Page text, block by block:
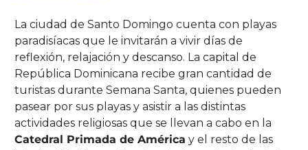
La ciudad de Santo Domingo cuenta con playas
paradisíacas que le invitarán a vivir días de
reflexión, relajación y descanso. La capital de
República Dominicana recibe gran cantidad de
turistas durante Semana Santa, quienes pueden
pasear por sus playas y asistir a las distintas
actividades religiosas que se llevan a cabo en la
Catedral Primada de América y el resto de las